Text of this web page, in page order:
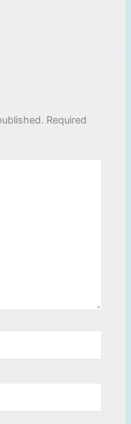
Required